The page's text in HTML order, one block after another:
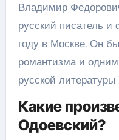
Владимир
русский писатель
году в Москве. Он
романтизма и
русской литературы
Какие
Одоевский?